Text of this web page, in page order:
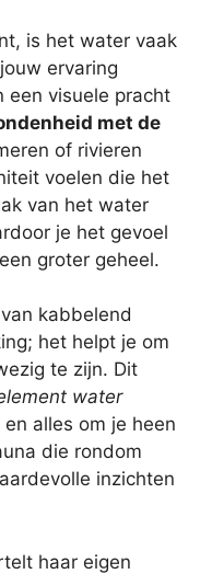
is het water vaak
ervaring
een visuele pracht
met de
of rivieren
voelen die het
van het water
je het gevoel
groter geheel.
kabbelend
het helpt je om
te zijn. Dit
water
alles om je heen
die rondom
inzichten
haar eigen